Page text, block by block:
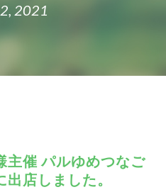
せ
2021
主催 パルゆめつなご
店しました。